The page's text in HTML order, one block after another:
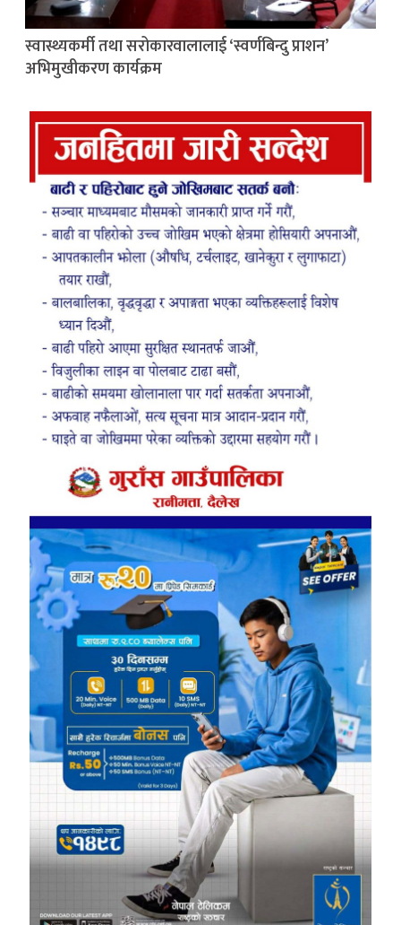
स्वास्थ्यकर्मी तथा सरोकारवालालाई ‘स्वर्णबिन्दु प्राशन’
अभिमुखीकरण कार्यक्रम